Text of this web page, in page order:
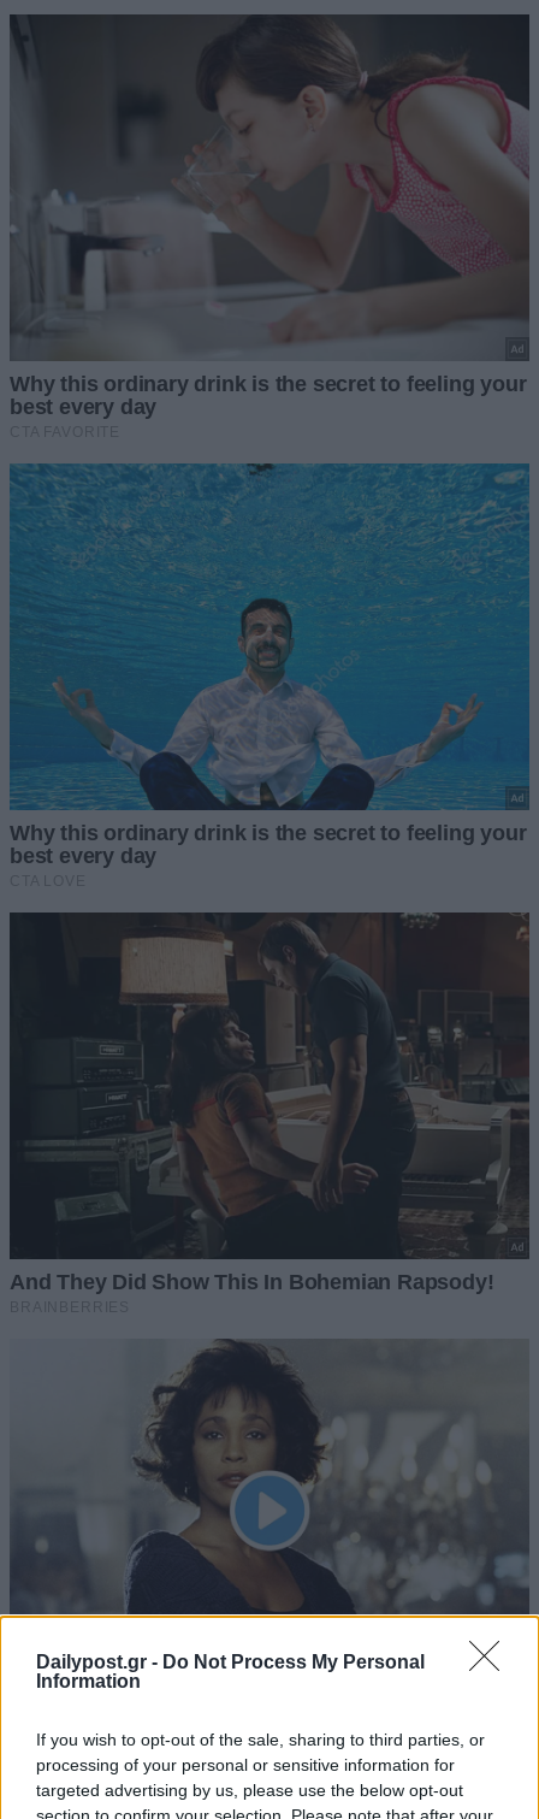
Dailypost.gr - Do Not Process My Personal
Information
If you wish to opt-out of the sale, sharing to third parties, or
processing of your personal or sensitive information for
targeted advertising by us, please use the below opt-out
section to confirm your selection. Please note that after your